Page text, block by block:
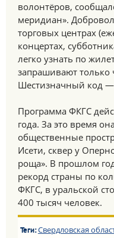
волонтёров,
меридиан».
торговых центрах
концертах,
легко узнать по
запрашивают
Шестизначный код
Программа ФКГС
года. За это время
общественные
Исети, сквер у
роща». В прошлом
рекорд страны по
ФКГС, в уральской
400 тысяч человек.
Теги:Свердловская